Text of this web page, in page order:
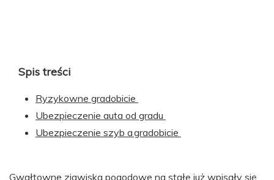
Spis treści
Ryzykowne gradobicie
Ubezpieczenie auta od gradu
Ubezpieczenie szyb a gradobicie
Gwałtowne zjawiska pogodowe na stałe już wpisały się